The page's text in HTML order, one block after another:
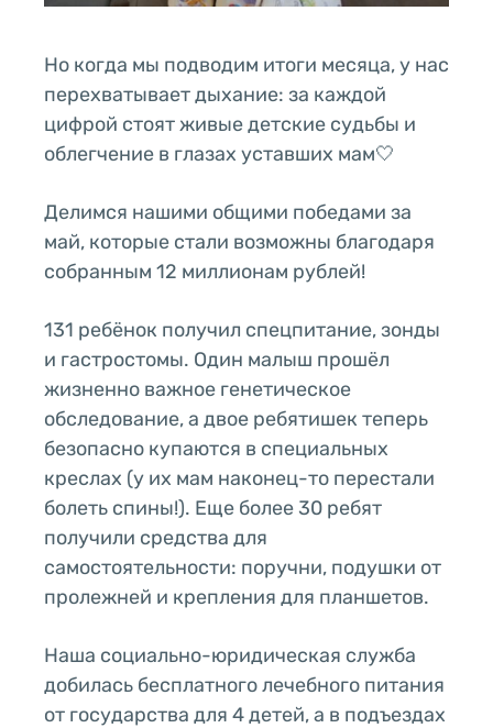
Но когда мы подводим итоги месяца, у нас
перехватывает дыхание: за каждой
цифрой стоят живые детские судьбы и
облегчение в глазах уставших мам🤍
Делимся нашими общими победами за
май, которые стали возможны благодаря
собранным 12 миллионам рублей!
131 ребёнок получил спецпитание, зонды
и гастростомы. Один малыш прошёл
жизненно важное генетическое
обследование, а двое ребятишек теперь
безопасно купаются в специальных
креслах (у их мам наконец-то перестали
болеть спины!). Еще более 30 ребят
получили средства для
самостоятельности: поручни, подушки от
пролежней и крепления для планшетов.
Наша социально-юридическая служба
добилась бесплатного лечебного питания
от государства для 4 детей, а в подъездах